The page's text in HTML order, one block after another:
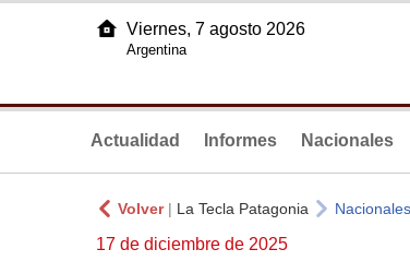
Viernes, 7 agosto 2026
Argentina
Actualidad Informes Nacionales
Volver| La Tecla Patagonia Nacionales
17 de diciembre de 2025